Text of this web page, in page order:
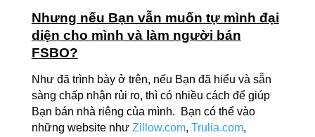
Nhưng nếu Bạn vẫn muốn tự mình đại
diện cho mình và làm người bán
FSBO?
Như đã trình bày ở trên, nếu Bạn đã hiểu và sẵn
sàng chấp nhận rủi ro, thì có nhiều cách để giúp
Bạn bán nhà riêng của mình. Bạn có thể vào
những website như Zillow.com, Trulia.com,